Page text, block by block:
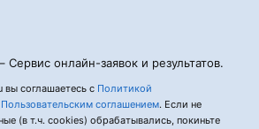
– Сервис онлайн-заявок и результатов.
вы соглашаетесь с Политикой
соглашением. Если не
(в т.ч. cookies) обрабатывались, покиньте